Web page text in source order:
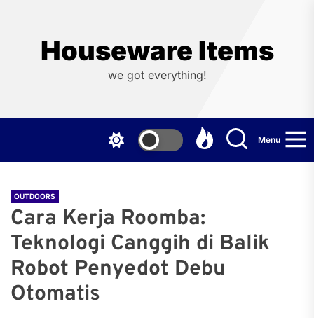
Houseware Items
we got everything!
Menu
OUTDOORS
Cara Kerja Roomba:
Teknologi Canggih di Balik
Robot Penyedot Debu
Otomatis